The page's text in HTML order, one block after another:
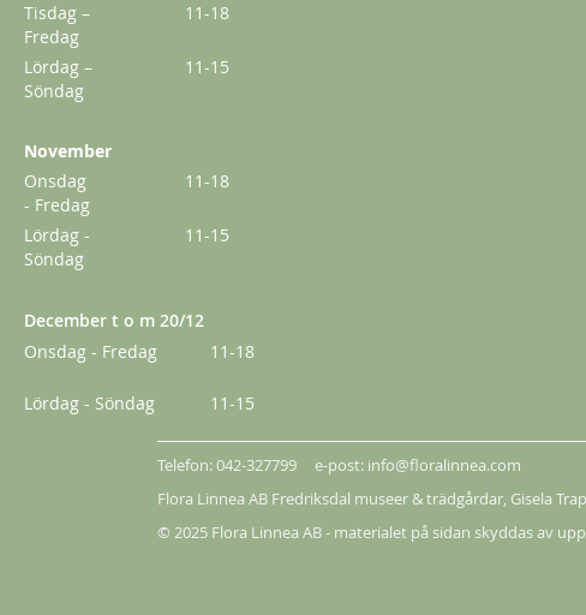
Klematis Summer Snow/Paul Farges
239,00 kr
Queen of Sweden
Tisdag –
Fredag
11-18
Lördag –
Söndag
11-15
November
Onsdag
- Fredag
11-18
Lördag -
Söndag
11-15
December t o m 20/12
Onsdag - Fredag
11-18
Lördag - Söndag 11-15
Telefon: 042-327799 e-post: info@floralinnea.com
Flora Linnea AB Fredriksdal museer & trädgårdar, Gisela
© 2025 Flora Linnea AB - materialet på sidan skyddas av